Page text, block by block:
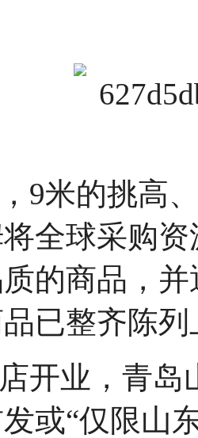
9米的挑高
全球采购
的商品，
已整齐陈
开业，青
或“仅限山